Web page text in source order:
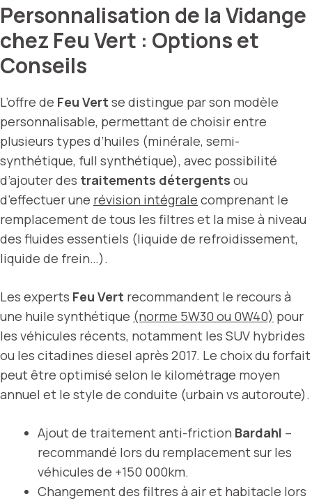
Personnalisation de la Vidange
chez Feu Vert : Options et
Conseils
L’offre de Feu Vert se distingue par son modèle
personnalisable, permettant de choisir entre
plusieurs types d’huiles (minérale, semi-
synthétique, full synthétique), avec possibilité
d’ajouter des traitements détergents ou
d’effectuer une révision intégrale comprenant le
remplacement de tous les filtres et la mise à niveau
des fluides essentiels (liquide de refroidissement,
liquide de frein…).
Les experts Feu Vert recommandent le recours à
une huile synthétique (norme 5W30 ou 0W40) pour
les véhicules récents, notamment les SUV hybrides
ou les citadines diesel après 2017. Le choix du forfait
peut être optimisé selon le kilométrage moyen
annuel et le style de conduite (urbain vs autoroute).
Ajout de traitement anti-friction Bardahl –
recommandé lors du remplacement sur les
véhicules de +150 000km.
Changement des filtres à air et habitacle lors